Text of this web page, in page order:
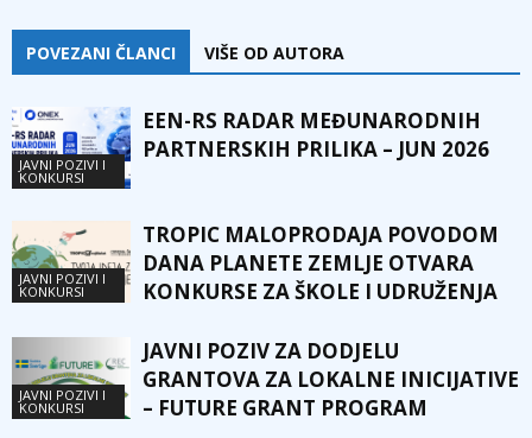
POVEZANI ČLANCI VIŠE OD AUTORA
JAVNI POZIVI I
KONKURSI
EEN-RS RADAR MEĐUNARODNIH
PARTNERSKIH PRILIKA – JUN 2026
JAVNI POZIVI I
KONKURSI
TROPIC MALOPRODAJA POVODOM
DANA PLANETE ZEMLJE OTVARA
KONKURSE ZA ŠKOLE I UDRUŽENJA
JAVNI POZIVI I
KONKURSI
JAVNI POZIV ZA DODJELU
GRANTOVA ZA LOKALNE INICIJATIVE
– FUTURE GRANT PROGRAM